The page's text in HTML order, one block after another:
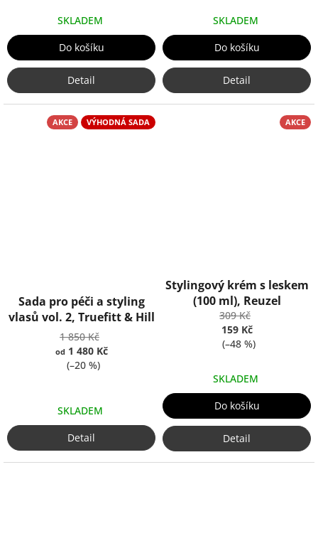
SKLADEM
Do košíku
Detail
SKLADEM
Do košíku
Detail
AKCE VÝHODNÁ SADA
Sada pro péči a styling
vlasů vol. 2, Truefitt & Hill
1 850 Kč
od 1 480 Kč
(–20 %)
SKLADEM
Detail
AKCE
Stylingový krém s leskem
(100 ml), Reuzel
309 Kč
159 Kč
(–48 %)
SKLADEM
Do košíku
Detail